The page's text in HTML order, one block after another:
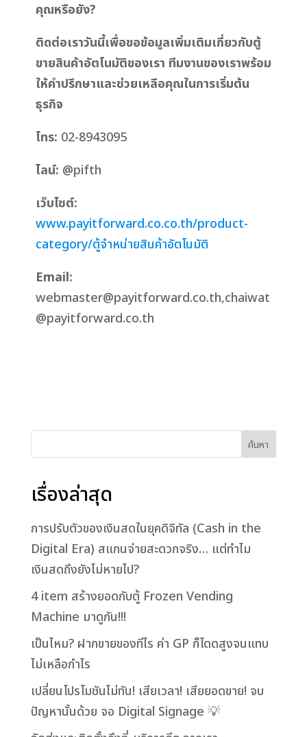
คุณหรือยัง?
ติดต่อเราวันนี้เพื่อขอข้อมูลเพิ่มเติมเกี่ยวกับตู้
ขายสินค้าอัตโนมัติของเรา ทีมงานของเราพร้อม
ให้คำปรึกษาและช่วยเหลือคุณในการเริ่มต้น
ธุรกิจ
โทร: 02-8943095
ไลน์: @pifth
เว็บไซต์:
www.payitforward.co.co.th/product-
category/ตู้จำหน่ายสินค้าอัตโนมัติ
Email:
webmaster@payitforward.co.th,chaiwat
@payitforward.co.th
ค้นหา
เรื่องล่าสุด
การปรับตัวของเงินสดในยุคดิจิทัล (Cash in the
Digital Era) สแกนจ่ายสะดวกจริง… แต่ทำไม
เงินสดถึงยังไม่หายไป?
4 item สร้างยอดกับตู้ Frozen Vending
Machine มาดูกัน!!!
เป็นไหม? ฝากขายของทีไร ค่า GP ก็โดดสูงจนแทบ
ไม่เหลือกำไร
เปลี่ยนโปรโมชันไม่ทัน! เสียเวลา! เสียยอดขาย! จบ
ปัญหานั้นด้วย จอ Digital Signage 💡